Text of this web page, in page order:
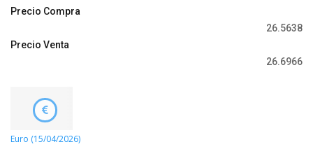
Precio Compra
26.5638
Precio Venta
26.6966
Euro (15/04/2026)